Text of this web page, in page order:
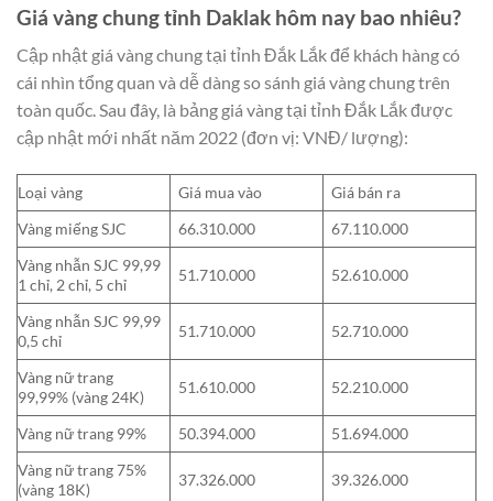
Giá vàng chung tỉnh Daklak hôm nay bao nhiêu?
Cập nhật giá vàng chung tại tỉnh Đắk Lắk để khách hàng có
cái nhìn tổng quan và dễ dàng so sánh giá vàng chung trên
toàn quốc. Sau đây, là bảng giá vàng tại tỉnh Đắk Lắk được
cập nhật mới nhất năm 2022 (đơn vị: VNĐ/ lượng):
Loại vàng Giá mua vào
Giá bán ra
Vàng miếng SJC
66.310.000
67.110.000
Vàng nhẫn SJC 99,99
1 chỉ, 2 chỉ, 5 chỉ
51.710.000 52.610.000
Vàng nhẫn SJC 99,99
0,5 chỉ
51.710.000 52.710.000
Vàng nữ trang
99,99% (vàng 24K)
51.610.000 52.210.000
Vàng nữ trang 99% 50.394.000
51.694.000
Vàng nữ trang 75%
(vàng 18K)
37.326.000 39.326.000